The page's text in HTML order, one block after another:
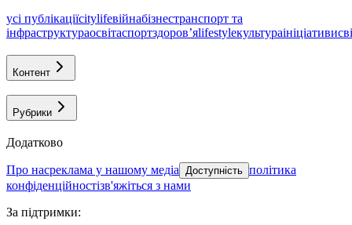
усі публікаціїcitylifeвійнабізнестранспорт та
інфраструктураосвітаспортздоровʼяlifestyleкультураініціативи
Контент
Рубрики
Додатково
про насреклама у нашому медіа Доступність політика
конфіденційностізв'яжіться з нами
За підтримки: